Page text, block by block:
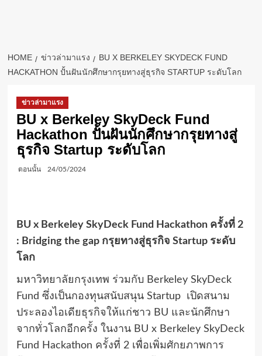
HOME ข่าวล่ามาแรง
BU X BERKELEY SKYDECK FUND
HACKATHON ปั้นฝันนักศึกษากรุยทางสู่ธุรกิจ STARTUP ระดับโลก
ข่าวล่ามาแรง
BU x Berkeley SkyDeck Fund
Hackathon ปั้นฝันนักศึกษากรุยทางสู่
ธุรกิจ Startup ระดับโลก
ตอนนั้น 24/05/2024
BU x Berkeley SkyDeck Fund Hackathon ครั้งที่ 2
: Bridging the gap กรุยทางสู่ธุรกิจ Startup ระดับ
โลก
มหาวิทยาลัยกรุงเทพ ร่วมกับ Berkeley SkyDeck
Fund ซึ่งเป็นกองทุนสนับสนุน Startup เปิดสนาม
ประลองไอเดียธุรกิจให้แก่ชาว BU และนักศึกษา
จากทั่วโลกอีกครั้ง ในงาน BU x Berkeley SkyDeck
Fund Hackathon ครั้งที่ 2 เพื่อเพิ่มศักยภาพการ